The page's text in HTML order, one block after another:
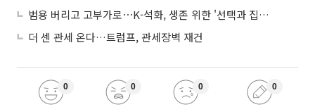
범용 버리고 고부가로⋯K-석화, 생존 위한 '선택과 집중'
더 센 관세 온다…트럼프, 관세장벽 재건
0 0 0 0